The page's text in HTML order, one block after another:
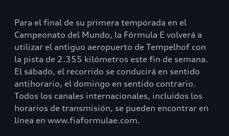
Para el final de su primera temporada en el
Campeonato del Mundo, la Fórmula E volverá a
utilizar el antiguo aeropuerto de Tempelhof con
la pista de 2.355 kilómetros este fin de semana.
El sábado, el recorrido se conducirá en sentido
antihorario, el domingo en sentido contrario.
Todos los canales internacionales, incluidos los
horarios de transmisión, se pueden encontrar en
línea en www.fiaformulae.com.